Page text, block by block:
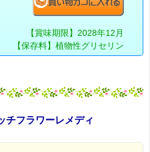
【賞味期限】2028年12月
【保存料】植物性グリセリン
チフラワーレメディ